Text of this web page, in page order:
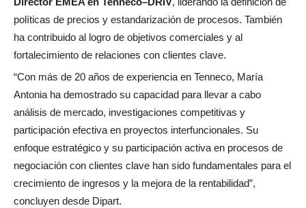
políticas de precios y estandarización de procesos. También
ha contribuido al logro de objetivos comerciales y al
fortalecimiento de relaciones con clientes clave.
“Con más de 20 años de experiencia en Tenneco, María
Antonia ha demostrado su capacidad para llevar a cabo
análisis de mercado, investigaciones competitivas y
participación efectiva en proyectos interfuncionales. Su
enfoque estratégico y su participación activa en procesos de
negociación con clientes clave han sido fundamentales para el
crecimiento de ingresos y la mejora de la rentabilidad”,
concluyen desde Dipart.